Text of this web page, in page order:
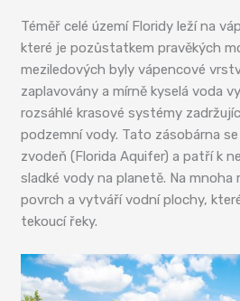
Téměř celé území Floridy leží na
které je pozůstatkem pravěkých
meziledových byly vápencové
zaplavovány a mírně kyselá voda
rozsáhlé krasové systémy
podzemní vody. Tato zásobárna
zvodeň (Florida Aquifer) a patří k
sladké vody na planetě. Na
povrch a vytváří vodní plochy,
tekoucí řeky.